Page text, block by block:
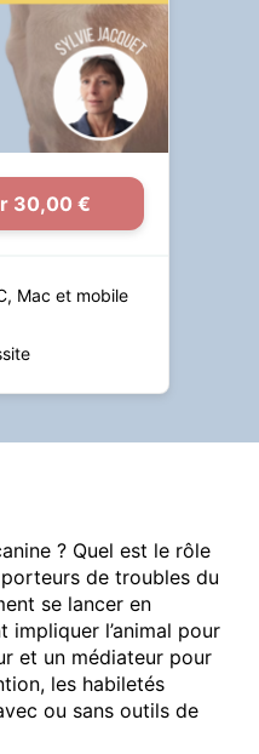
30,00 €
Mac et mobile
? Quel est le rôle
de troubles du
se lancer en
impliquer l’animal pour
et un médiateur pour
les habiletés
ou sans outils de